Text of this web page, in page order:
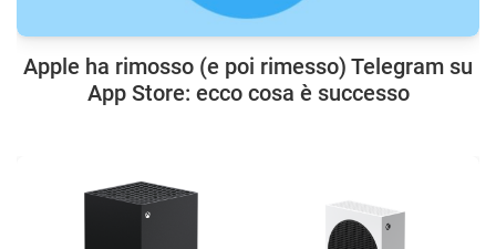
Apple ha rimosso (e poi rimesso) Telegram su
App Store: ecco cosa è successo